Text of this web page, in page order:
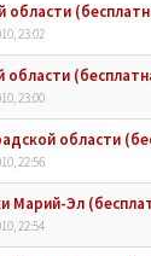
области
23:02
области
23:00
области
22:56
Марий-Эл
22:54